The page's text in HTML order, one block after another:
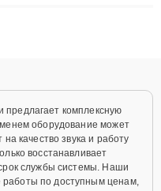
комплексную
оборудование может
качество звука и работу
восстанавливает
службы системы. Наши
по доступным ценам,